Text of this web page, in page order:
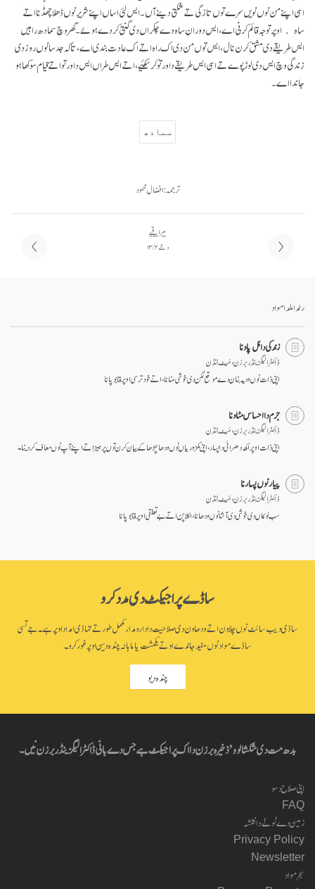
اسی اپنے من نوں نویں سرے توں تازگی تے شکتی دینے آں۔ ایس لئی اساں اپنے شریر نوں ڈھلا چھڈنا اتے
ساہ اوپر توجہ قائم کرنی اے، ایس دوران ساہ دے چکراں دی گنتی کردے ہوئے۔ گھر وچ سمادھ راہیں
ایس طریقے دی مشق کرن نال، ایس توں من دی اک راہ اتے اک عادت بندی اے، تا کہ جد سانوں روز دی
زندگی وچ ایس دی لوڑ پوے تے اسی ایس طریقے دا ورتو کر سکئیے، اتے ایس طراں ایس دا ورتو اتے قیام سوکھا ہو
جاندا اے۔
سمادھ
ترجمہ: افضال محمود
مراقبے
وشے ۲ / ۱۳
رلدا ملدا مواد
زندگی دا مُل پاونا
ڈاکٹر الیگزینڈر برزن ، مَیٹ لِنڈن
اپنی ذات نوں ودیہ بنان دے موقع لگن دی خوشی منانا، اتے خود ترسی اوپر قابو پانا
جرم دا احساس مٹاونا
ڈاکٹر الیگزینڈر برزن ، مَیٹ لِنڈن
اپنی ذات اوپر اکھ دھرائی دا پسار، اپنی کمزوریاں نوں ودھا چڑھا کے بیان کرن توں پرہیز اتے اپنے آپ نوں معاف کر دینا۔
پیار نوں پسارنا
ڈاکٹر الیگزینڈر برزن ، مَیٹ لِنڈن
سب لوکاں دی خوشی دی آشا نوں ودھانا، اکلا پن اتے بے تعلقی اوپر قابو پانا
ساڈے پراجیکٹ دی مدد کرو
ساڈی ویب سائٹ نوں چلاون اتے ودھاون دی صلاحیت دا دارومدار مکمل طور تے تہاڈی امداد اوپر ہے۔ جے تسی
ساڈے مواد نوں مفید جاندے او تے یکمشت یا ماہانہ چندہ دین اوپر غور کرو۔
چندہ دیو
بدھ مت دی شکشا لوو’ ذخیرہ برزن دا اک پراجیکٹ ہے جس دے بانی ڈاکٹر الیگزینڈر برزن نیں۔
اپنی صلاح دسو
FAQ
زمین دے ٹوٹے دا نقشہ
Privacy Policy
Newsletter
سجر مواد